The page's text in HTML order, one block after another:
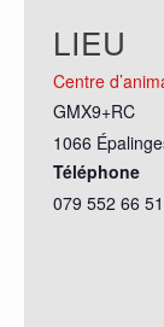
LIEU
Centre
GMX9+RC
1066
Téléphone
079 552 66 51